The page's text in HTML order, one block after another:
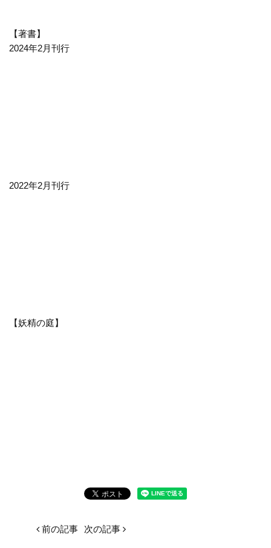
【著書】
2024年2月刊行
2022年2月刊行
【妖精の庭】
前の記事 次の記事